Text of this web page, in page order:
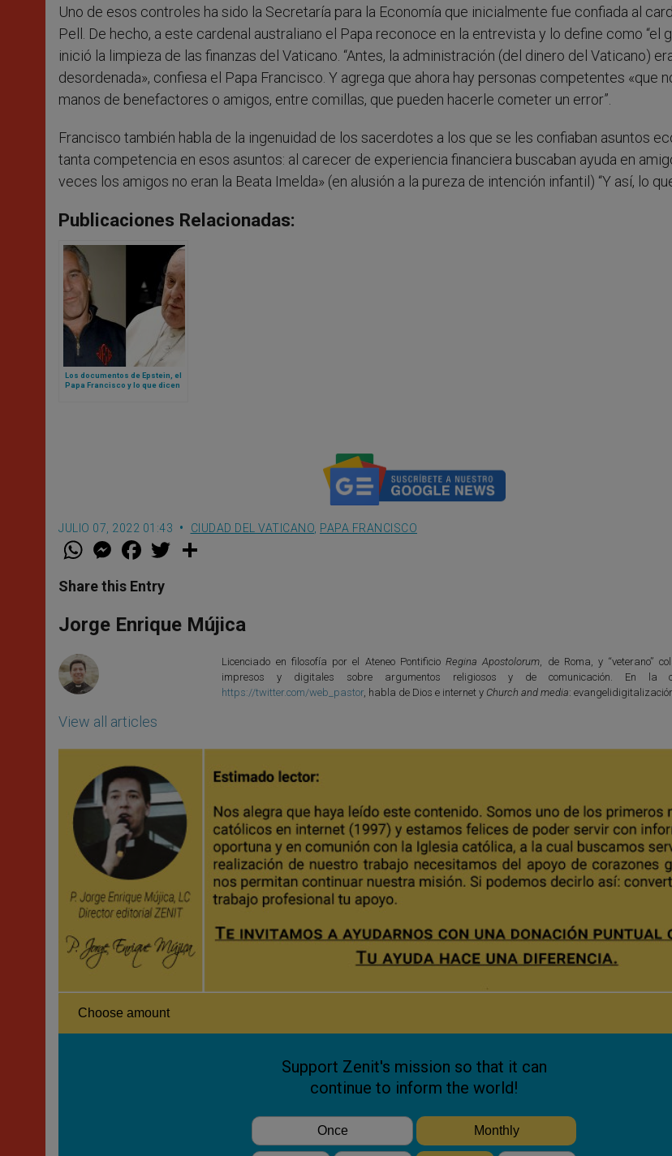
Uno de esos controles ha sido la Secretaría para la Economía que inicialmente fue confiada al
Pell. De hecho, a este cardenal australiano el Papa reconoce en la entrevista y lo define como “el
inició la limpieza de las finanzas del Vaticano. “Antes, la administración (del dinero del Vaticano)
desordenada», confiesa el Papa Francisco. Y agrega que ahora hay personas competentes «que
manos de benefactores o amigos, entre comillas, que pueden hacerle cometer un error”.
Francisco también habla de la ingenuidad de los sacerdotes a los que se les confiaban asuntos
tanta competencia en esos asuntos: al carecer de experiencia financiera buscaban ayuda en
veces los amigos no eran la Beata Imelda» (en alusión a la pureza de intención infantil) “Y así, lo
Publicaciones Relacionadas:
Los documentos de Epstein, el
Papa Francisco y lo que dicen
JULIO 07, 2022 01:43 CIUDAD DEL VATICANO PAPA FRANCISCO
W
t
s
p
p
M
e
s
e
g
e
F
a
e
b
o
k
w
r
Share this Entry
Jorge Enrique Mújica
View all articles
Licenciado en filosofía por el Ateneo PontificioRegina Apostolorum , de Roma, y “veterano”
impresos y digitales sobre argumentos religiosos y de comunicación. En la
https://twitter.com/web_pastor , habla de Dios e internet y Church and media: